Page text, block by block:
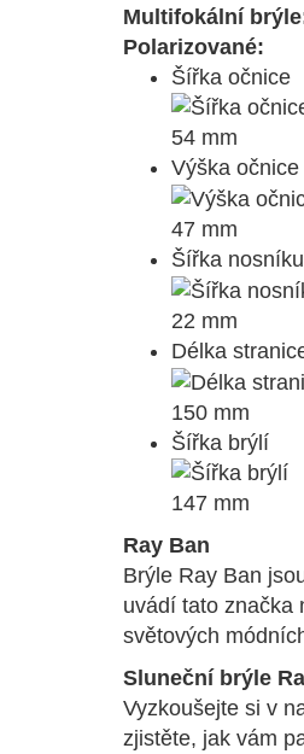
Multifokální
Polarizované:
Šířka očnice
54 mm
Výška očnice
47 mm
Šířka nosníku
22 mm
Délka
150 mm
Šířka brýlí
147 mm
Ray Ban
Brýle Ray Ban
uvádí tato značka
světových
Sluneční brýle
Vyzkoušejte si v
zjistěte, jak vám